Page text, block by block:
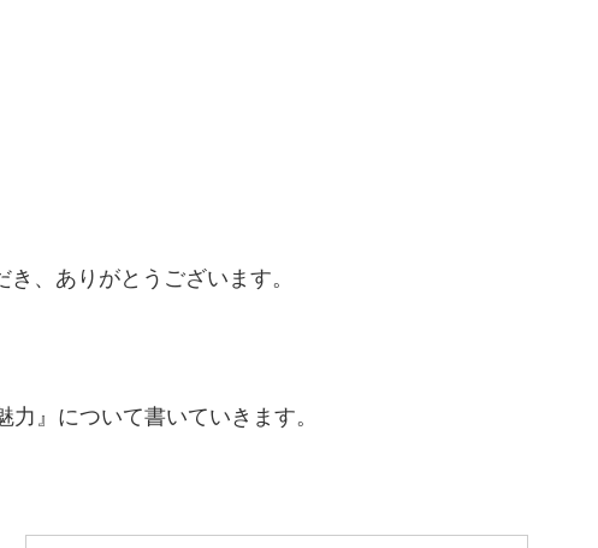
、ありがとうございます。
力』について書いていきます。